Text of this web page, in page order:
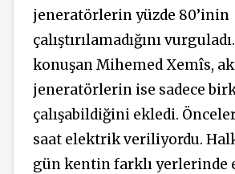
jeneratörlerin yüzde 80’inin
çalıştırılamadığını
konuşan Mihemed Xemîs,
jeneratörlerin ise sadece
çalışabildiğini ekledi.
saat elektrik veriliyordu.
gün kentin farklı yerlerinde